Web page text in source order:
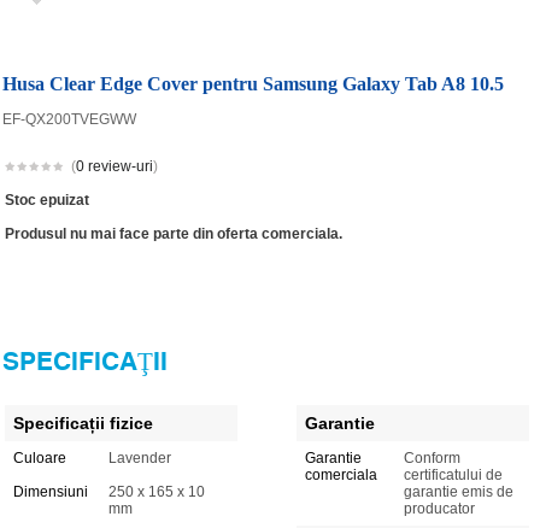
Husa Clear Edge Cover pentru Samsung Galaxy Tab A8 10.5
EF-QX200TVEGWW
(0 review-uri)
Stoc epuizat
Produsul nu mai face parte din oferta comerciala.
SPECIFICAŢII
Specificații fizice
Culoare
Lavender
Dimensiuni
250 x 165 x 10
mm
Garantie
Garantie
comerciala
Conform
certificatului de
garantie emis de
producator